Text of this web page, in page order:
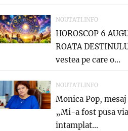
NOUTATI.INFO
HOROSCOP 6
ROATA
vestea pe care o...
NOUTATI.INFO
Monica Pop,
„Mi-a fost pusa
intamplat...